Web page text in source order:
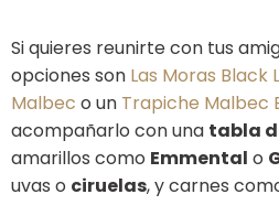
Si quieres reunirte con tus
opciones son Las Moras Black
Malbec o un Trapiche Malbec
acompañarlo con una tabla
amarillos como Emmental o
uvas o ciruelas, y carnes